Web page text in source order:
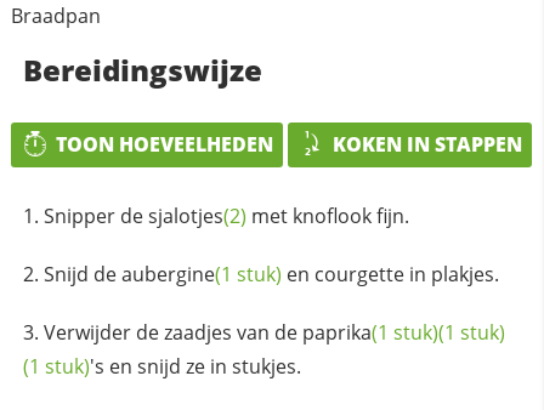
Braadpan
Bereidingswijze
TOON HOEVEELHEDEN KOKEN IN STAPPEN
Snipper desjalotjes(2) met knoflook fijn.
Snijd deaubergine(1 stuk) en courgette in plakjes.
Verwijder de zaadjes van de paprika(1 stuk)(1 stuk)
(1 stuk)'s en snijd ze in stukjes.